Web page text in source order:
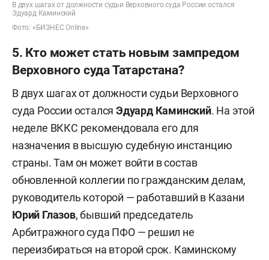
В двух шагах от должности судьи Верховного суда России остался
Эдуард Каминский
Фото: «БИЗНЕС Online»
5. Кто может стать новым зампредом
Верховного суда Татарстана?
В двух шагах от должности судьи Верховного
суда России остался Эдуард Каминский. На этой
неделе ВККС рекомендовала его для
назначения в высшую судебную инстанцию
страны. Там он может войти в состав
обновленной коллегии по гражданским делам,
руководитель которой — работавший в Казани
Юрий Глазов, бывший председатель
Арбитражного суда ПФО — решил не
переизбираться на второй срок. Каминскому